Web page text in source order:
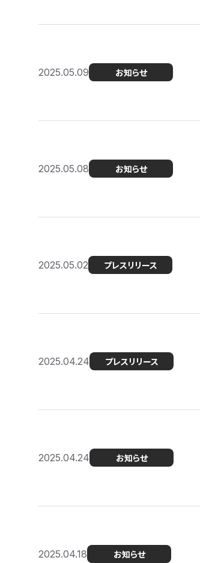
2025.05.09 お知らせ
2025.05.08 お知らせ
2025.05.02 プレスリリース
2025.04.24 プレスリリース
2025.04.24 お知らせ
2025.04.18 お知らせ